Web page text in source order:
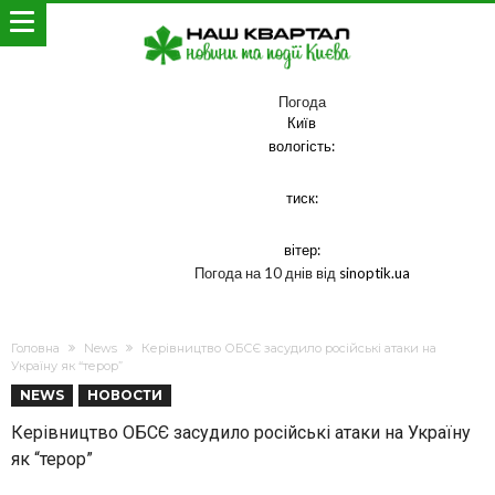
Погода
Київ
вологість:
тиск:
вітер:
Погода на 10 днів від sinoptik.ua
Головна News
Керівництво ОБСЄ засудило російські атаки на
Україну як “терор”
NEWS НОВОСТИ
Керівництво ОБСЄ засудило російські атаки на Україну
як “терор”